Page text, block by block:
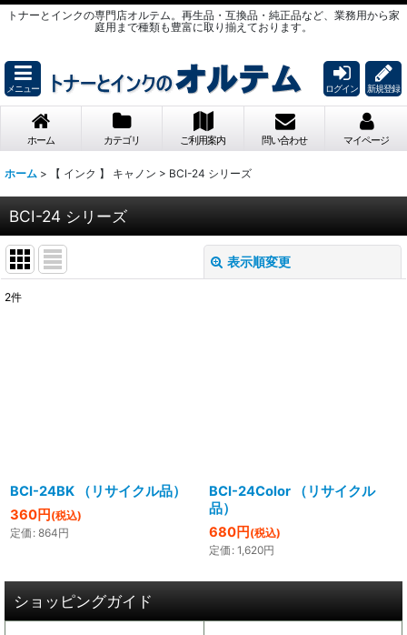
トナーとインクの専門店オルテム。再生品・互換品・純正品など、業務用から家
庭用まで種類も豊富に取り揃えております。
メニュー ログイン 新規登録
ホーム カテゴリ ご利用案内 問い合わせ マイページ
ホーム > 【 インク 】 キャノン > BCI-24 シリーズ
BCI-24 シリーズ
表示順変更
2件
BCI-24BK （リサイクル品）
360円 (税込)
定価 : 864円
BCI-24Color （リサイクル
品）
680円 (税込)
定価 : 1,620円
ショッピングガイド